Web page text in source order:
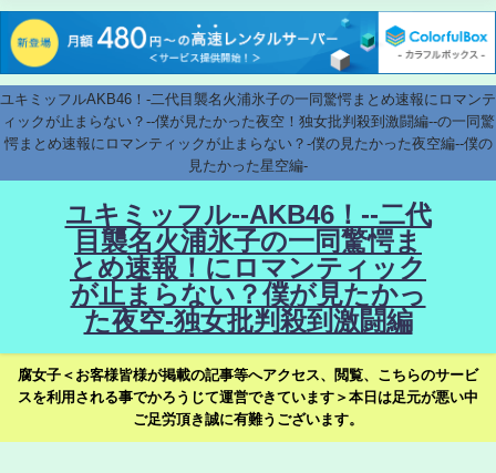
ユキミッフルAKB46！-二代目襲名火浦氷子の一同驚愕まとめ速報にロマンテ
ィックが止まらない？--僕が見たかった夜空！独女批判殺到激闘編--の一同驚
愕まとめ速報にロマンティックが止まらない？-僕の見たかった夜空編--僕の
見たかった星空編-
ユキミッフル--AKB46！--二代
目襲名火浦氷子の一同驚愕ま
とめ速報！にロマンティック
が止まらない？僕が見たかっ
た夜空-独女批判殺到激闘編
腐女子＜お客様皆様が掲載の記事等へアクセス、閲覧、こちらのサービ
スを利用される事でかろうじて運営できています＞本日は足元が悪い中
ご足労頂き誠に有難うございます。